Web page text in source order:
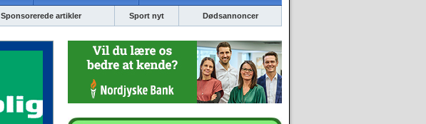
Sponsorerede artikler Sport nyt Dødsannoncer